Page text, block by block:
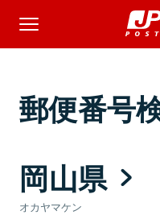
郵便番号
岡山県
オカヤマケン